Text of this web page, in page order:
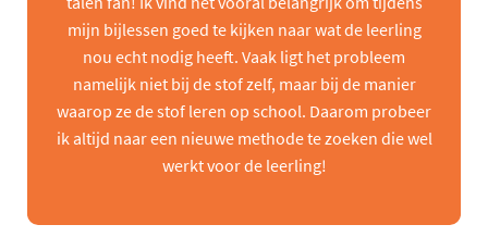
mijn bijlessen goed te kijken naar wat de leerling
nou echt nodig heeft. Vaak ligt het probleem
namelijk niet bij de stof zelf, maar bij de manier
waarop ze de stof leren op school. Daarom probeer
ik altijd naar een nieuwe methode te zoeken die wel
werkt voor de leerling!